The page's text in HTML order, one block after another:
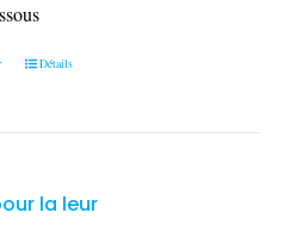
Détails
la leur